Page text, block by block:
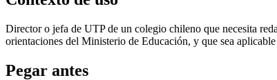
Director o jefa de UTP de un colegio chileno que necesita
orientaciones del Ministerio de Educación, y que sea
Pegar antes